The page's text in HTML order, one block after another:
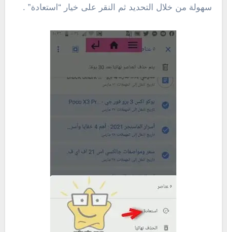
سهولة من خلال التحديد ثم النقر على خيار “استعادة” .